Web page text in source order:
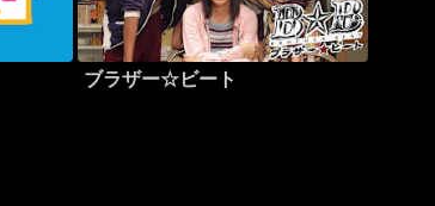
ブラザー☆ビート